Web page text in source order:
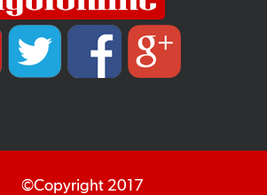
©Copyright 2017